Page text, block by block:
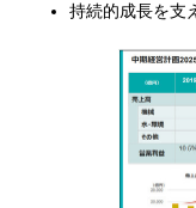
持続的成長を支